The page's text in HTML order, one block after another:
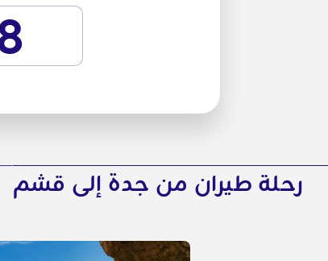
رحلة طيران من جدة إلى قشم